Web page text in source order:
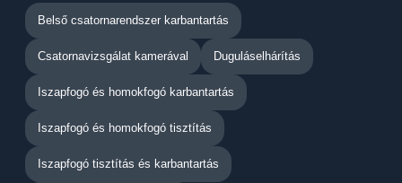
Belső csatornarendszer karbantartás
Csatornavizsgálat kamerával Duguláselhárítás
Iszapfogó és homokfogó karbantartás
Iszapfogó és homokfogó tisztítás
Iszapfogó tisztítás és karbantartás